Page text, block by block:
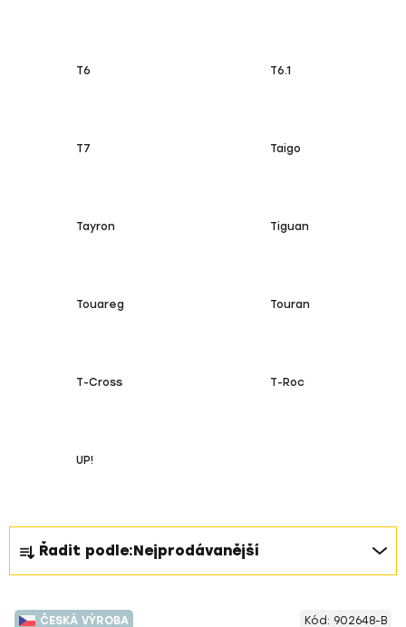
T6 T6.1
T7 Taigo
Tayron Tiguan
Touareg Touran
T-Cross T-Roc
UP!
Ř
a
z
e
Řadit podle:Nejprodávanější
V
ČESKÁ VÝROBA Kód: 902648-B